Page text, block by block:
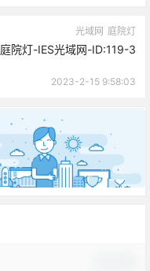
光域网 庭院灯
庭院灯-IES光域网-ID:119-3
2023-2-15 9:58:03